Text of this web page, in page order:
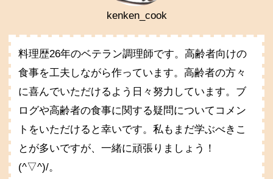
kenken_cook
料理歴26年のベテラン調理師です。高齢者向けの
食事を工夫しながら作っています。高齢者の方々
に喜んでいただけるよう日々努力しています。ブ
ログや高齢者の食事に関する疑問についてコメン
トをいただけると幸いです。私もまだ学ぶべきこ
とが多いですが、一緒に頑張りましょう！
(^▽^)/。